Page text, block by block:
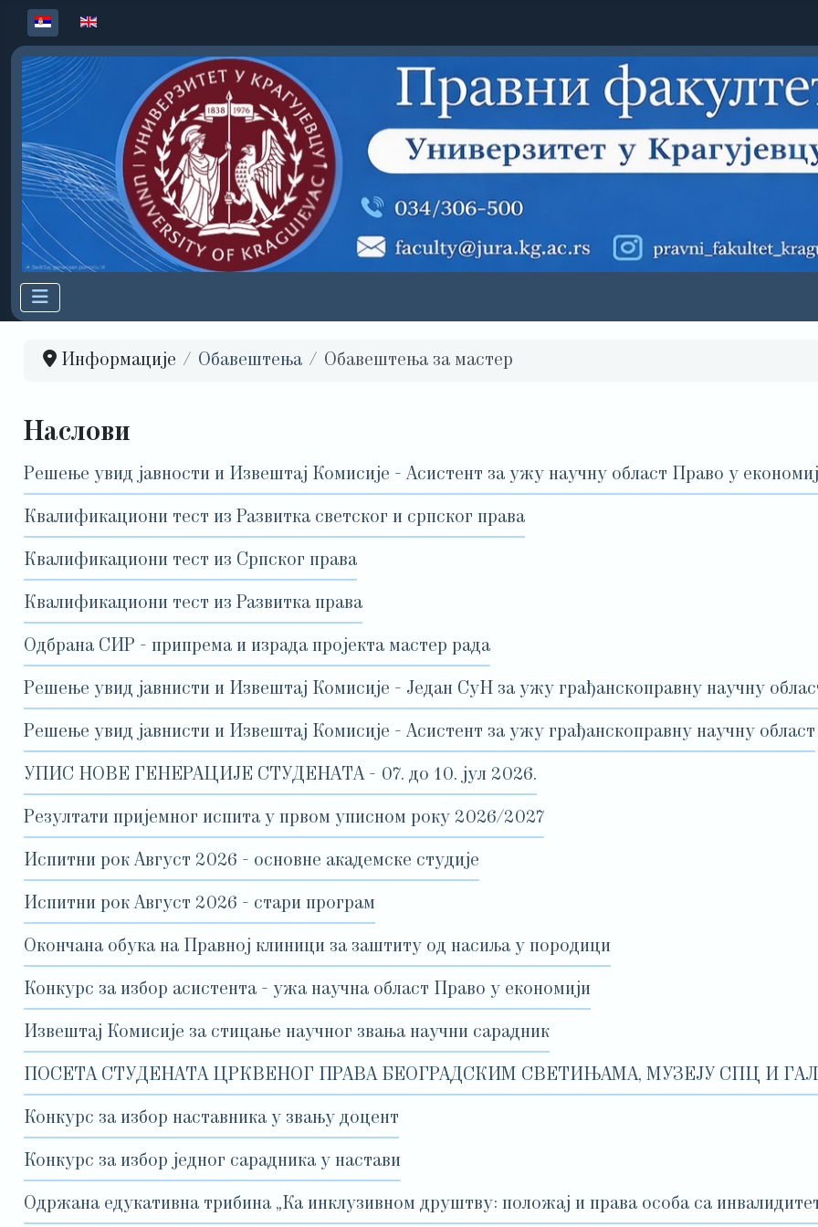
Изаберите ваш језик
Информације Обавештења Обавештења за мастер
Наслови
Решење увид јавности и Извештај Комисије - Асистент за ужу научну област Право у
Квалификациони тест из Развитка светског и српског права
Квалификациони тест из Српског права
Квалификациони тест из Развитка права
Одбрана СИР - припрема и израда пројекта мастер рада
Решење увид јавнисти и Извештај Комисије - Један СуН за ужу грађанскоправну научну
Решење увид јавнисти и Извештај Комисије - Асистент за ужу грађанскоправну научну област
УПИС НОВЕ ГЕНЕРАЦИЈЕ СТУДЕНАТА - 07. до 10. јул 2026.
Резултати пријемног испита у првом уписном року 2026/2027
Испитни рок Август 2026 - основне академске студије
Испитни рок Август 2026 - стари програм
Окончана обука на Правној клиници за заштиту од насиља у породици
Конкурс за избор асистента - ужа научна област Право у економији
Извештај Комисије за стицање научног звања научни сарадник
ПОСЕТА СТУДЕНАТА ЦРКВЕНОГ ПРАВА БЕОГРАДСКИМ СВЕТИЊАМА, МУЗЕЈУ СПЦ И
Конкурс за избор наставника у звању доцент
Конкурс за избор једног сарадника у настави
Одржана едукативна трибина „Ка инклузивном друштву: положај и права особа са